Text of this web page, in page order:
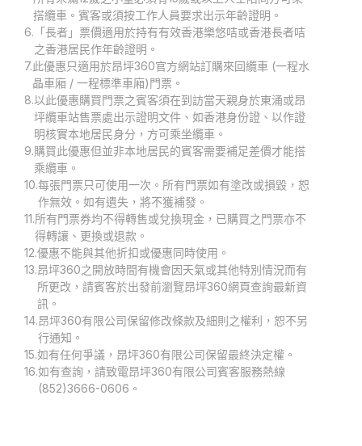
搭纜車。賓客或須按工作人員要求出示年齡證明。
6. 「長者」票價適用於持有有效香港樂悠咭或香港長者咭
之香港居民作年齡證明。
7.此優惠只適用於昂坪360官方網站訂購來回纜車 (一程水
晶車廂 / 一程標準車廂)門票。
8.以此優惠購買門票之賓客須在到訪當天親身於東涌或昂
坪纜車站售票處出示證明文件、如香港身份證、以作證
明核實本地居民身分，方可乘坐纜車。
9.購買此優惠但並非本地居民的賓客需要補足差價才能搭
乘纜車。
10.每張門票只可使用一次。所有門票如有塗改或損毀，恕
作無效。如有遺失，將不獲補發。
11.所有門票券均不得轉售或兌換現金，已購買之門票亦不
得轉讓、更換或退款。
12.優惠不能與其他折扣或優惠同時使用。
13.昂坪360之開放時間有機會因天氣或其他特別情況而有
所更改，請賓客於出發前瀏覽昂坪360網頁查詢最新資
訊。
14.昂坪360有限公司保留修改條款及細則之權利，恕不另
行通知。
15.如有任何爭議，昂坪360有限公司保留最終決定權。
16.如有查詢，請致電昂坪360有限公司賓客服務熱線
(852)3666-0606。